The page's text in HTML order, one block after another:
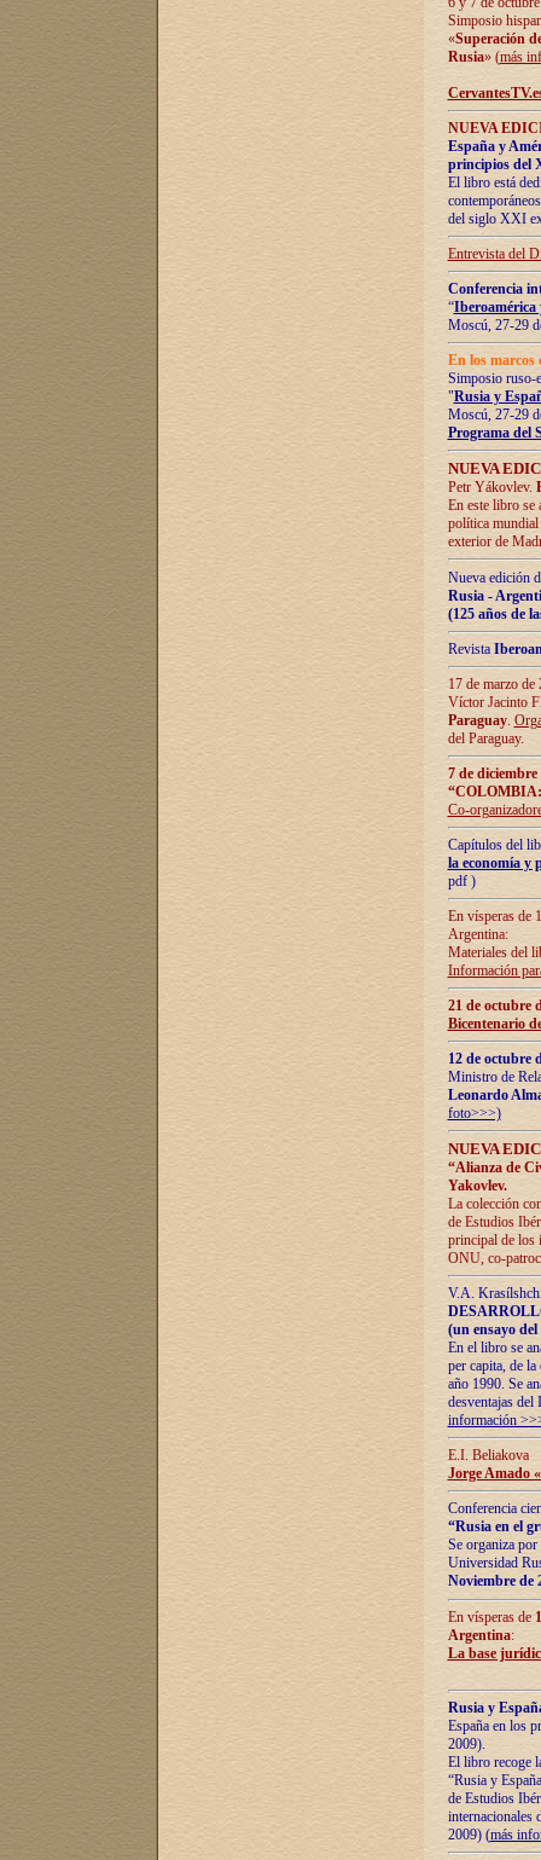
Simposio
«Superación
Rusia» (más
NUEVA
España y
principios del
El libro está
del siglo XXI
Entrevista del
Conferencia
“Iberoamérica
Moscú, 27-29
En los marcos
Simposio ruso-
"Rusia y
Moscú, 27-29
Programa del
NUEVA
Petr Yákovlev.
En este libro se
política mundial
exterior de
Nueva edición
Rusia -
(125 años de
Revista
17 de marzo
Víctor Jacinto
Paraguay.
del Paraguay.
7 de
Co-
Capítulos del
la economía y
pdf )
En vísperas de
Argentina:
Materiales del
Información
21 de octubre
Bicentenario
12 de octubre
Ministro de
Leonardo
foto>>>)
NUEVA
“Alianza de
Yakovlev.
La colección
de Estudios
principal de los
ONU, co-
V.A.
(un ensayo
En el libro se
per capita, de
año 1990. Se
desventajas
información
E.I. Beliakova
Jorge Amado
Conferencia
“Rusia en el
Se organiza
Universidad
Noviembre de
En vísperas de
Argentina:
La base
Rusia y
España en los
2009).
El libro recoge
“Rusia y
de Estudios
internacionales
2009) (más